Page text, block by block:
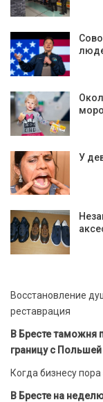
У
Восстановление
реставрация
В Бресте таможня
границу с Польшей
Когда бизнесу
В Бресте на